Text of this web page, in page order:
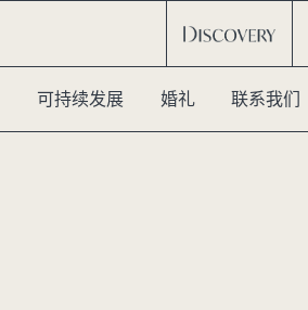
可持续发展 婚礼 联系我们